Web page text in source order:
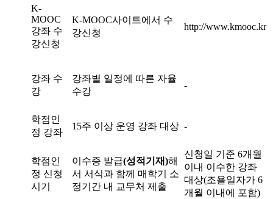
K-
MOOC
강좌 수
강신청
K-MOOC사이트에서 수
강신청
http://www.kmooc.kr
강좌 수
강
강좌별 일정에 따른 자율
수강
-
학점인
정 강좌
15주 이상 운영 강좌 대상 -
학점인
정 신청
시기
이수증 발급(성적기재)해
서 서식과 함께 매학기 소
정기간 내 교무처 제출
신청일 기준 6개월
이내 이수한 강좌
대상(조욜일자가 6
개월 이내에 포함)